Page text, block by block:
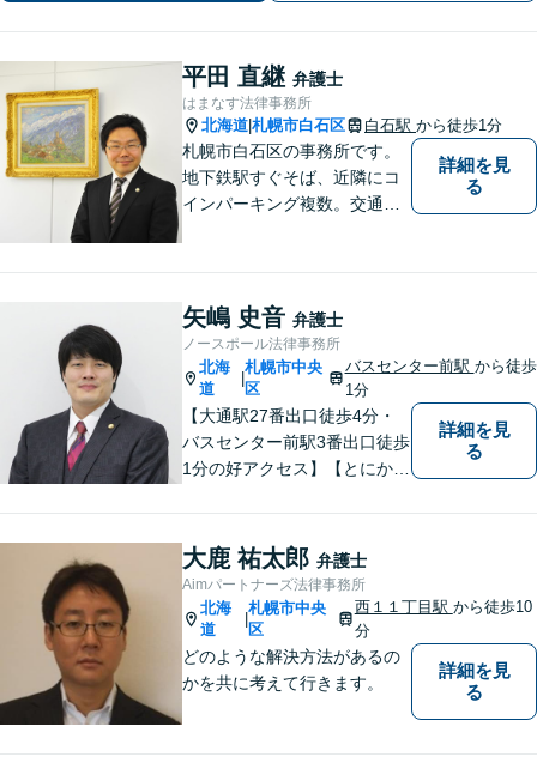
平田 直継 弁護士
はまなす法律事務所
北海道 札幌市白石区 白石駅 から徒歩1分
札幌市白石区の事務所です。
地下鉄駅すぐそば、近隣にコ
インパーキング複数。交通の
もアクセス良好。相続、交通
事故、離婚、債務整理など幅
広く対応する４０代の経験豊
富な弁護士です。
詳細を見
る
矢嶋 史音 弁護士
ノースポール法律事務所
北海
道
札幌市中央
区
バスセンター前駅 から徒歩
1分
【大通駅27番出口徒歩4分・
バスセンター前駅3番出口徒歩
1分の好アクセス】【とにかく
り】【相談だけでお悩みを解
決することもよくあります】
法律だけにとらわれず、依頼
者にとってベストな解決方法
を一緒に考えていきます。
詳細を見
る
大鹿 祐太郎 弁護士
Aimパートナーズ法律事務所
北海
道
札幌市中央
区
西１１丁目駅 から徒歩10
分
どのような解決方法があるの
かを共に考えて行きます。
詳細を見
る